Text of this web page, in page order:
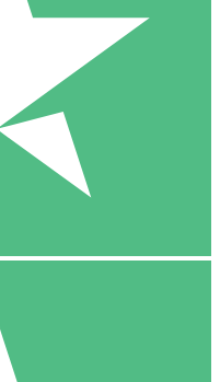
Sin compromiso
00